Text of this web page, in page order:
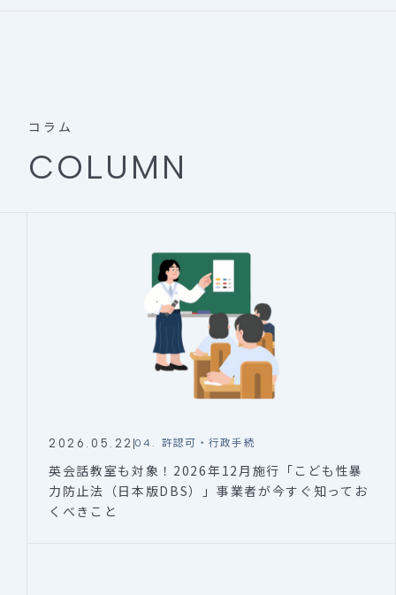
コラム
COLUMN
2026.05.22 04. 許認可・行政手続
英会話教室も対象！2026年12月施行「こども性暴
力防止法（日本版DBS）」事業者が今すぐ知ってお
くべきこと